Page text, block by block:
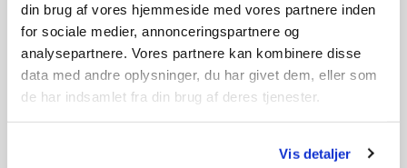
din brug af vores hjemmeside med vores partnere inden
for sociale medier, annonceringspartnere og
analysepartnere. Vores partnere kan kombinere disse
data med andre oplysninger, du har givet dem, eller som
de har indsamlet fra din brug af deres tjenester.
Vis detaljer
Side: 1 Position: 28 Side: 1 Position:
600000609